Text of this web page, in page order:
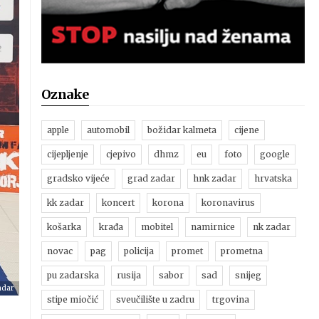
Oznake
apple automobil božidar kalmeta cijene
cijepljenje cjepivo dhmz eu foto google
gradsko vijeće grad zadar hnk zadar hrvatska
kk zadar koncert korona koronavirus
košarka krađa mobitel namirnice nk zadar
novac pag policija promet prometna
pu zadarska rusija sabor sad snijeg
stipe miočić sveučilište u zadru trgovina